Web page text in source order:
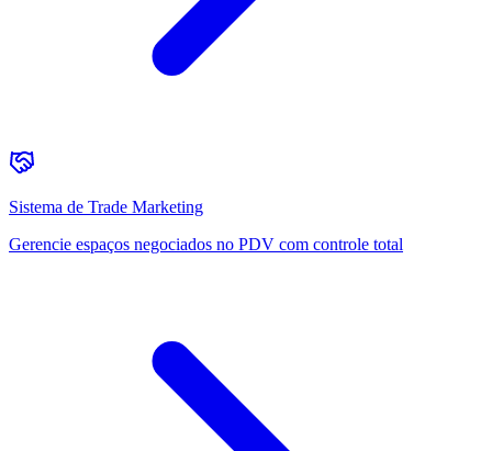
Sistema de Trade Marketing
Gerencie espaços negociados no PDV com controle total